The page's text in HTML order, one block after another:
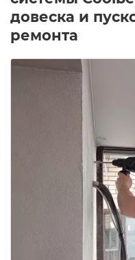
довеска и
ремонта